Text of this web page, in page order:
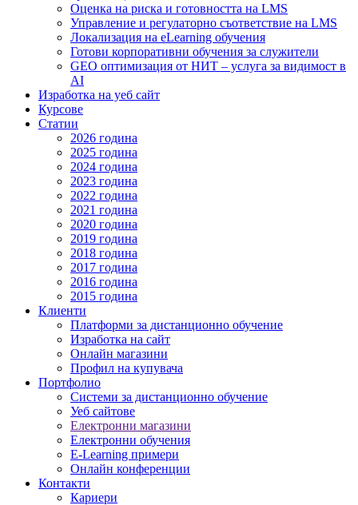
Оценка на риска и готовността на LMS
Управление и регулаторно съответствие на LMS
Локализация на eLearning обучения
Готови корпоративни обучения за служители
GEO оптимизация от НИТ – услуга за видимост в
AI
Изработка на уеб сайт
Курсове
Статии
2026 година
2025 година
2024 година
2023 година
2022 година
2021 година
2020 година
2019 година
2018 година
2017 година
2016 година
2015 година
Клиенти
Платформи за дистанционно обучение
Изработка на сайт
Онлайн магазини
Профил на купувача
Портфолио
Системи за дистанционно обучение
Уеб сайтове
Електронни магазини
Електронни обучения
E-Learning примери
Онлайн конференции
Контакти
Кариери